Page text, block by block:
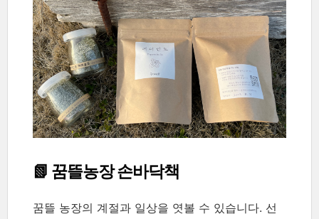
📗 꿈뜰농장 손바닥책
꿈뜰 농장의 계절과 일상을 엿볼 수 있습니다. 선